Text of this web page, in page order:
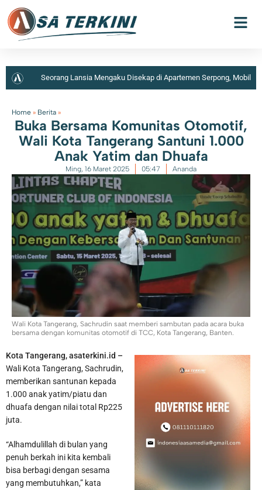
Seorang Lansia Mengaku Disekap di Apartemen Serpong, Mobil
Polisi Tetapkan 5 Tersangka Dalam Kasus Penganiayaan
Karyawan Bank Keliling di Panongan
Home » Berita »
Buka Bersama Komunitas Otomotif,
Wali Kota Tangerang Santuni 1.000
Anak Yatim dan Dhuafa
Ming, 16 Maret 2025 05:47 Ananda
Wali Kota Tangerang, Sachrudin saat memberi sambutan pada acara buka
bersama dengan komunitas otomotif di TCC, Kota Tangerang, Banten.
Kota Tangerang, asaterkini.id –
Wali Kota Tangerang, Sachrudin,
memberikan santunan kepada
1.000 anak yatim/piatu dan
dhuafa dengan nilai total Rp225
juta.
“Alhamdulillah di bulan yang
penuh berkah ini kita kembali
bisa berbagi dengan sesama
yang membutuhkan,” kata